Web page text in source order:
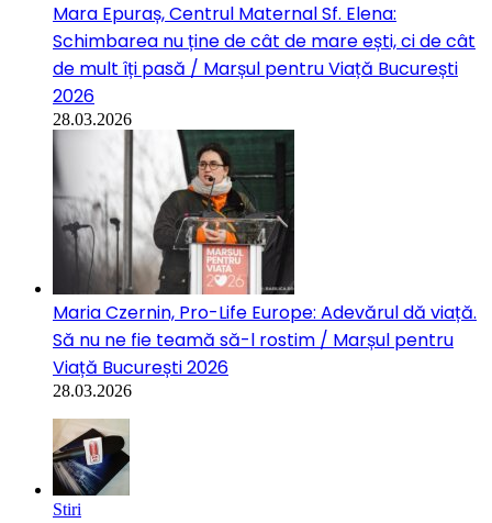
Mara Epuraș, Centrul Maternal Sf. Elena:
Schimbarea nu ține de cât de mare ești, ci de cât
de mult îți pasă / Marșul pentru Viață București
2026
28.03.2026
Maria Czernin, Pro-Life Europe: Adevărul dă viață.
Să nu ne fie teamă să-l rostim / Marșul pentru
Viață București 2026
28.03.2026
Stiri